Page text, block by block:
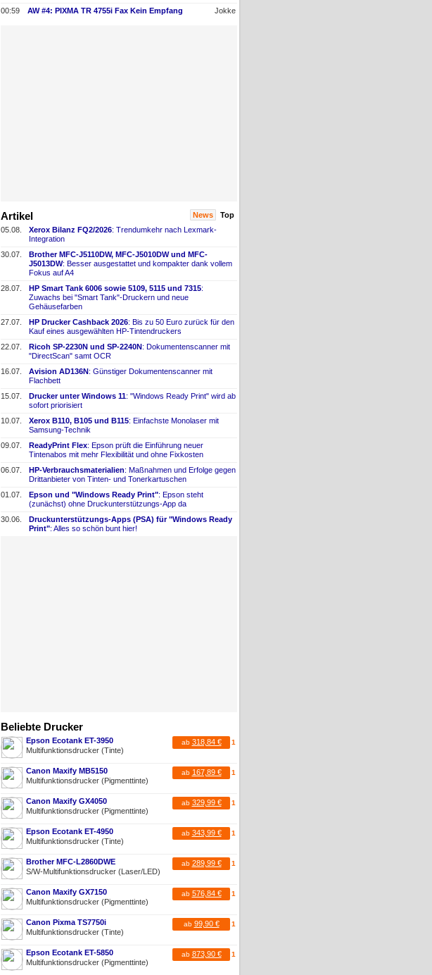
00:59
AW #4: PIXMA TR 4755i Fax Kein Empfang Jokke
Artikel News
Top
05.08.
Xerox Bilanz FQ2/2026: Trendumkehr nach Lexmark-
Integration
30.07.
Brother MFC-​J5110DW, MFC-​J5010DW und MFC-
J5013DW: Besser ausgestattet und kompakter dank vollem
Fokus auf A4
28.07.
HP Smart Tank 6006 sowie 5109, 5115 und 7315:
Zuwachs bei "Smart Tank"-​Druckern und neue
Gehäusefarben
27.07.
HP Drucker Cashback 2026: Bis zu 50 Euro zurück für den
Kauf eines ausgewählten HP-​Tintendruckers
22.07.
Ricoh SP-​2230N und SP-​2240N: Dokumentenscanner mit
"DirectScan" samt OCR
16.07.
Avision AD136N: Günstiger Dokumentenscanner mit
Flachbett
15.07.
Drucker unter Windows 11: "Windows Ready Print" wird ab
sofort priorisiert
10.07.
Xerox B110, B105 und B115: Einfachste Monolaser mit
Samsung-​Technik
09.07.
ReadyPrint Flex: Epson prüft die Einführung neuer
Tintenabos mit mehr Flexibilität und ohne Fixkosten
06.07.
HP-​Verbrauchsmaterialien: Maßnahmen und Erfolge gegen
Drittanbieter von Tinten- ​ und Tonerkartuschen
01.07.
Epson und "Windows Ready Print": Epson steht
(zunächst) ohne Druckunterstützungs-​App da
30.06.
Druckunterstützungs-​Apps (PSA) für "Windows Ready
Print": Alles so schön bunt hier!
Beliebte Drucker
ab 318,84 € 1
Epson Ecotank ET-3950
Multifunktionsdrucker (Tinte)
ab 167,89 € 1
Canon Maxify MB5150
Multifunktionsdrucker (Pigmenttinte)
ab 329,99 € 1
Canon Maxify GX4050
Multifunktionsdrucker (Pigmenttinte)
ab 343,99 € 1
Epson Ecotank ET-4950
Multifunktionsdrucker (Tinte)
ab 289,99 € 1
Brother MFC-L2860DWE
S/W-Multifunktionsdrucker (Laser/LED)
ab 576,84 € 1
Canon Maxify GX7150
Multifunktionsdrucker (Pigmenttinte)
ab 99,90 € 1
Canon Pixma TS7750i
Multifunktionsdrucker (Tinte)
ab 873,90 € 1
Epson Ecotank ET-5850
Multifunktionsdrucker (Pigmenttinte)